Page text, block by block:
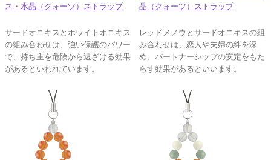
ス・水晶（クォーツ）ストラップ
サードオニキスとホワイトオニキス
の組み合わせは、強い保護のパワー
で、持ち主を危険から遠ざける効果
があるといわれています。
晶（クォーツ）ストラップ
レッドメノウとサードオニキスの組
み合わせは、恋人や夫婦の絆を深
め、パートナーシップの安定をもた
らす効果があるといいます。